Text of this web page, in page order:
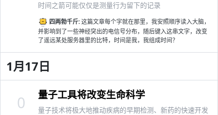
时间之箭可能仅仅是测量行为留下的记录
四两勃千斤:这篇文章每个字就在那里，我安照顺序读入大脑，
并影响到了一些神经突出的电信号分布，随后键入这串文字，改变
了遥远某处服务器里的比特，时间是我，我组成时间？
1月17日
量子工具将改变生命科学
量子技术将极大地推动疾病的早期检测、新药的快速开发
0